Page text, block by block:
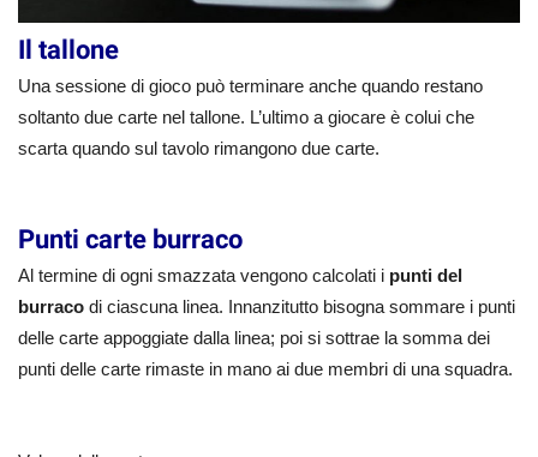
Il tallone
Una sessione di gioco può terminare anche quando restano
soltanto due carte nel tallone. L’ultimo a giocare è colui che
scarta quando sul tavolo rimangono due carte.
Punti carte burraco
Al termine di ogni smazzata vengono calcolati i punti del
burraco di ciascuna linea. Innanzitutto bisogna sommare i punti
delle carte appoggiate dalla linea; poi si sottrae la somma dei
punti delle carte rimaste in mano ai due membri di una squadra.